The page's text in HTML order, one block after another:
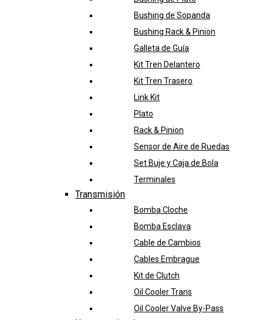
Bushing de Sopanda
Bushing Rack & Pinion
Galleta de Guía
Kit Tren Delantero
Kit Tren Trasero
Link Kit
Plato
Rack & Pinion
Sensor de Aire de Ruedas
Set Buje y Caja de Bola
Terminales
Transmisión
Bomba Cloche
Bomba Esclava
Cable de Cambios
Cables Embrague
Kit de Clutch
Oil Cooler Trans
Oil Cooler Valve By-Pass